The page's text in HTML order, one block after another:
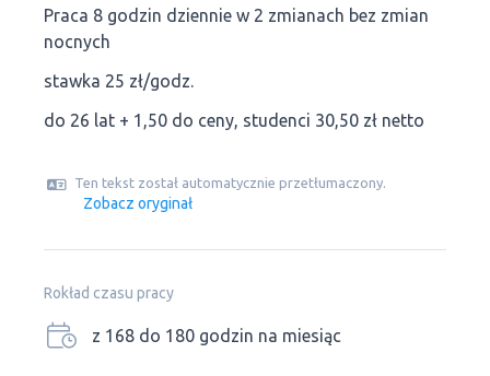
Praca 8 godzin dziennie w 2 zmianach bez zmian
nocnych
stawka 25 zł/godz.
do 26 lat + 1,50 do ceny, studenci 30,50 zł netto
Ten tekst został automatycznie przetłumaczony.
Zobacz oryginał
Rokład czasu pracy
z 168 do 180 godzin na miesiąc